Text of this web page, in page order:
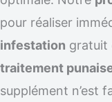
pour réaliser
infestation gratuit
traitement
supplément n’est